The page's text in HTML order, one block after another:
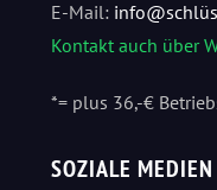
E-Mail:
Kontakt auch über
*= plus 36,-€
SOZIALE MEDIEN